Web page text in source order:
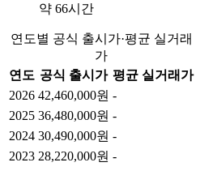
약 66시간
연도별 공식 출시가·평균 실거래
가
연도 공식 출시가 평균 실거래가
2026 42,460,000원 -
2025 36,480,000원 -
2024 30,490,000원 -
2023 28,220,000원 -